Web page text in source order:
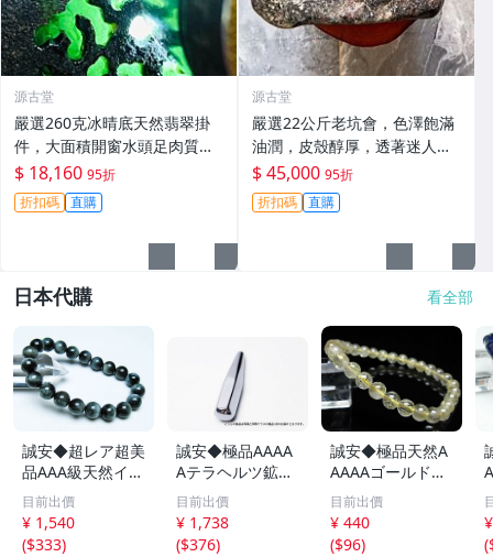
源古堂
嚴選260克冰晴底天然翡翠掛
件，大面積開窗水頭足肉質
細，適合收藏與佩戴 #翡翠 #
天然翡翠 #A貨翡翠玉石
$ 18,160 95折
折扣碼 直購
源古堂
嚴選22公斤老坑會，色澤飽滿
油潤，皮殼醇厚，透著迷人的
黃霧光澤 翡翠 A貨 玉石
$ 45,000 95折
折扣碼 直購
日本代購 看全部
誠安◆超レア超美
品AAA級天然イー
グルアイブレスレ
ット 10mm [T15
6-6923]
目前出價
¥ 1,540
($333)
誠安◆極品AAAA
Aテラヘルツ鉱石
マッサージ棒サイ
ズ：小[T557-215
1]
目前出價
¥ 1,738
($376)
誠安◆極品天然A
AAAAゴールドタ
イチンルチルブレ
スレット 6mm [T
171-7937]
目前出價
¥ 440
($96)
(